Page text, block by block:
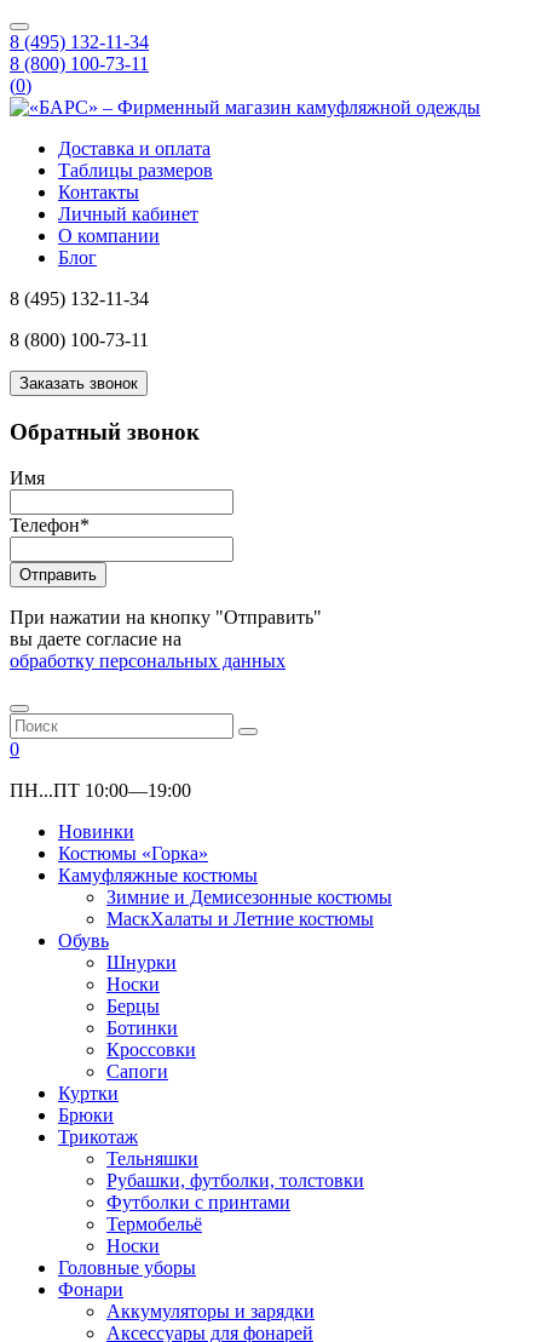
8 (495) 132-11-34
8 (800) 100-73-11
(0)
Доставка и оплата
Таблицы размеров
Контакты
Личный кабинет
О компании
Блог
8 (495) 132-11-34
8 (800) 100-73-11
Заказать звонок
Обратный звонок
Имя
Телефон*
Отправить
При нажатии на кнопку "Отправить"
вы даете согласие на
обработку персональных данных
0
ПН...ПТ 10:00—19:00
Новинки
Костюмы «Горка»
Камуфляжные костюмы
Зимние и Демисезонные костюмы
МаскХалаты и Летние костюмы
Обувь
Шнурки
Носки
Берцы
Ботинки
Кроссовки
Сапоги
Куртки
Брюки
Трикотаж
Тельняшки
Рубашки, футболки, толстовки
Футболки с принтами
Термобельё
Носки
Головные уборы
Фонари
Аккумуляторы и зарядки
Аксессуары для фонарей